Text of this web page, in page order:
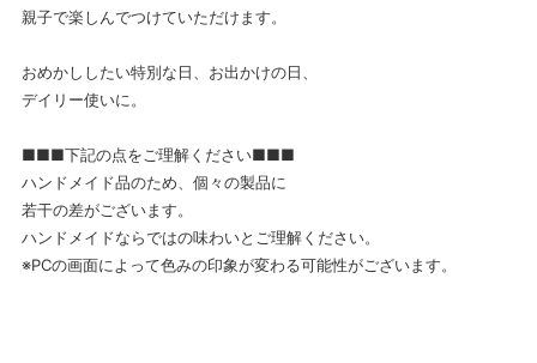
親子で楽しんでつけていただけます。
おめかししたい特別な日、お出かけの日、
デイリー使いに。
■■■下記の点をご理解ください■■■
ハンドメイド品のため、個々の製品に
若干の差がございます。
ハンドメイドならではの味わいとご理解ください。
※PCの画面によって色みの印象が変わる可能性がございます。